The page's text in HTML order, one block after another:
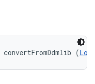
convertFromDdmlib (